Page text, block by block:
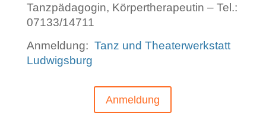
Tanzpädagogin, Körpertherapeutin – Tel.:
07133/14711
Anmeldung: Tanz und Theaterwerkstatt
Ludwigsburg
Anmeldung